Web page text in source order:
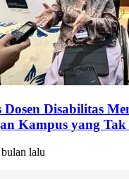
Disabilitas
Kampus yang
lalu